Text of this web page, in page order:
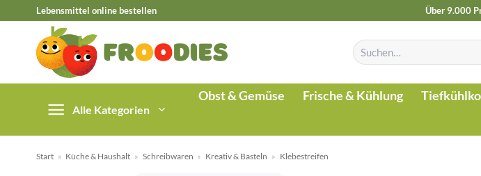
springen
Lebensmittel online bestellen Über 9.000
Suchen
nach:
Alle Kategorien
Obst & Gemüse Frische & Kühlung
Start » Küche & Haushalt » Schreibwaren » Kreativ & Basteln » Klebestreifen